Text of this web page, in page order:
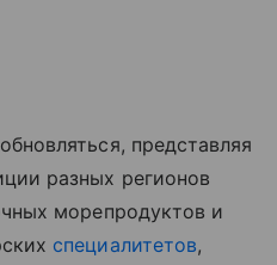
представляя
разных регионов
морепродуктов и
специалитетов,